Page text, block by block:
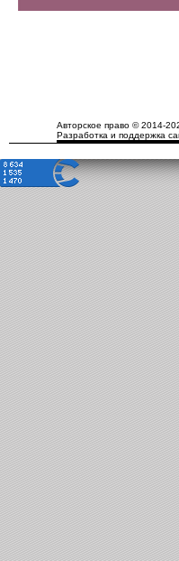
Авторское право © 2014-
Разработка и поддержка